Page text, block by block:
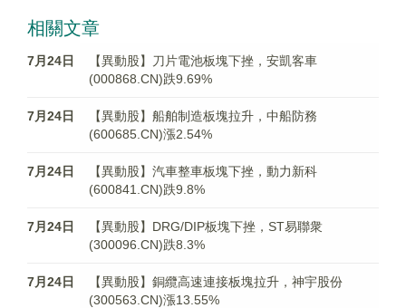
相關文章
7月24日
【異動股】刀片電池板塊下挫，安凱客車
(000868.CN)跌9.69%
7月24日
【異動股】船舶制造板塊拉升，中船防務
(600685.CN)漲2.54%
7月24日
【異動股】汽車整車板塊下挫，動力新科
(600841.CN)跌9.8%
7月24日
【異動股】DRG/DIP板塊下挫，ST易聯衆
(300096.CN)跌8.3%
7月24日
【異動股】銅纜高速連接板塊拉升，神宇股份
(300563.CN)漲13.55%